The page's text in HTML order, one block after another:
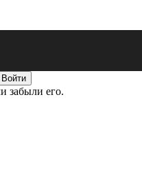
забыли его.